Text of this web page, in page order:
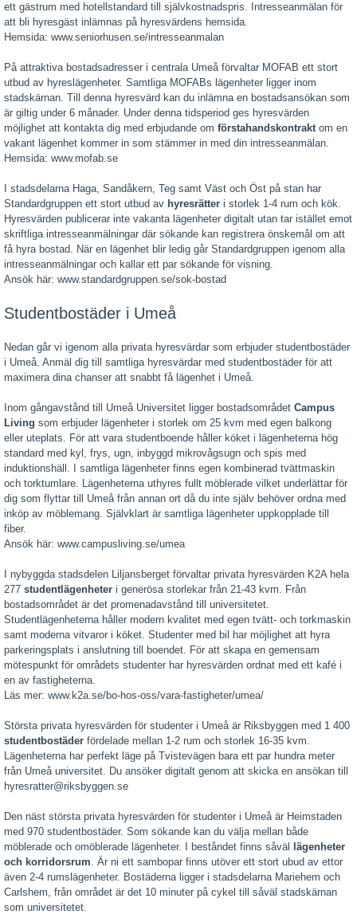
ett gästrum med hotellstandard till självkostnadspris. Intresseanmälan för
att bli hyresgäst inlämnas på hyresvärdens hemsida.
Hemsida: www.seniorhusen.se/intresseanmalan
På attraktiva bostadsadresser i centrala Umeå förvaltar MOFAB ett stort
utbud av hyreslägenheter. Samtliga MOFABs lägenheter ligger inom
stadskärnan. Till denna hyresvärd kan du inlämna en bostadsansökan som
är giltig under 6 månader. Under denna tidsperiod ges hyresvärden
möjlighet att kontakta dig med erbjudande om förstahandskontraktom en
vakant lägenhet kommer in som stämmer in med din intresseanmälan.
Hemsida: www.mofab.se
I stadsdelarna Haga, Sandåkern, Teg samt Väst och Öst på stan har
Standardgruppen ett stort utbud av hyresrätter i storlek 1-4 rum och kök.
Hyresvärden publicerar inte vakanta lägenheter digitalt utan tar istället emot
skriftliga intresseanmälningar där sökande kan registrera önskemål om att
få hyra bostad. När en lägenhet blir ledig går Standardgruppen igenom alla
intresseanmälningar och kallar ett par sökande för visning.
Ansök här: www.standardgruppen.se/sok-bostad
Studentbostäder i Umeå
Nedan går vi igenom alla privata hyresvärdar som erbjuder studentbostäder
i Umeå. Anmäl dig till samtliga hyresvärdar med studentbostäder för att
maximera dina chanser att snabbt få lägenhet i Umeå.
Inom gångavstånd till Umeå Universitet ligger bostadsområdet Campus
Living som erbjuder lägenheter i storlek om 25 kvm med egen balkong
eller uteplats. För att vara studentboende håller köket i lägenheterna hög
standard med kyl, frys, ugn, inbyggd mikrovågsugn och spis med
induktionshäll. I samtliga lägenheter finns egen kombinerad tvättmaskin
och torktumlare. Lägenheterna uthyres fullt möblerade vilket underlättar för
dig som flyttar till Umeå från annan ort då du inte själv behöver ordna med
inköp av möblemang. Självklart är samtliga lägenheter uppkopplade till
fiber.
Ansök här: www.campusliving.se/umea
I nybyggda stadsdelen Liljansberget förvaltar privata hyresvärden K2A hela
277 studentlägenheter i generösa storlekar från 21-43 kvm. Från
bostadsområdet är det promenadavstånd till universitetet.
Studentlägenheterna håller modern kvalitet med egen tvätt- och torkmaskin
samt moderna vitvaror i köket. Studenter med bil har möjlighet att hyra
parkeringsplats i anslutning till boendet. För att skapa en gemensam
mötespunkt för områdets studenter har hyresvärden ordnat med ett kafé i
en av fastigheterna.
Läs mer: www.k2a.se/bo-hos-oss/vara-fastigheter/umea/
Största privata hyresvärden för studenter i Umeå är Riksbyggen med 1 400
studentbostäder fördelade mellan 1-2 rum och storlek 16-35 kvm.
Lägenheterna har perfekt läge på Tvistevägen bara ett par hundra meter
från Umeå universitet. Du ansöker digitalt genom att skicka en ansökan till
hyresratter@riksbyggen.se
Den näst största privata hyresvärden för studenter i Umeå är Heimstaden
med 970 studentbostäder. Som sökande kan du välja mellan både
möblerade och omöblerade lägenheter. I beståndet finns såväl
lägenheter
och korridorsrum. Är ni ett sambopar finns utöver ett stort ubud av ettor
även 2-4 rumslägenheter. Bostäderna ligger i stadsdelarna Mariehem och
Carlshem, från området är det 10 minuter på cykel till såväl stadskärnan
som universitetet.